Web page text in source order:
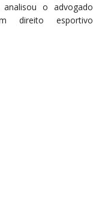
o advogado
direito esportivo